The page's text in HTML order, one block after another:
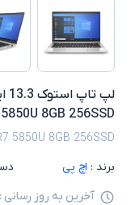
8GB 256SSD
5850U 8GB 256SSD
برند : اچ پی
آخرین به روز رسانی :